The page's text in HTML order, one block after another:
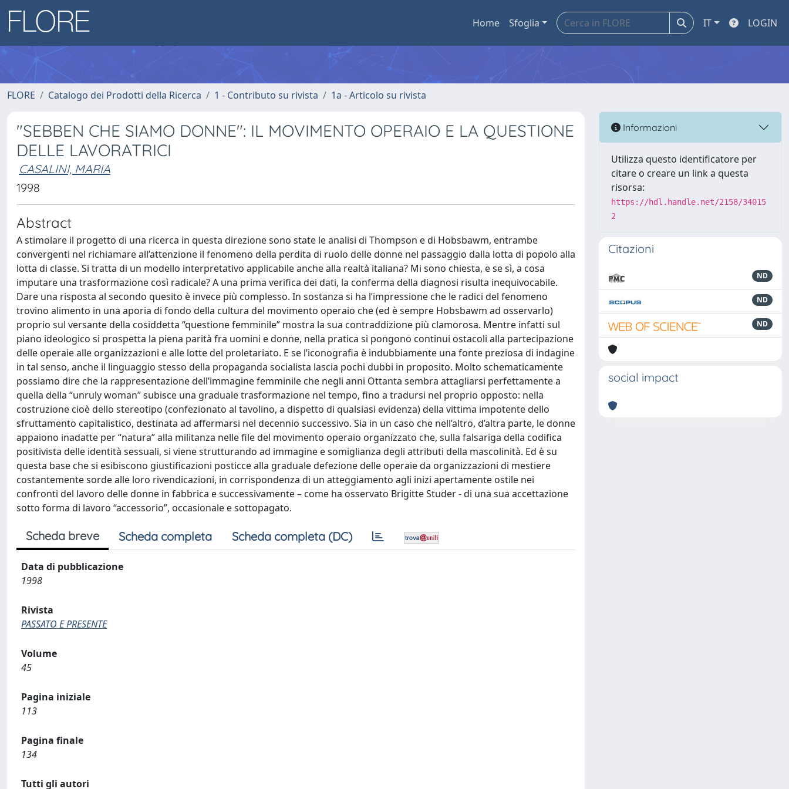
Home Sfoglia IT LOGIN
FLORE Catalogo dei Prodotti della Ricerca 1 - Contributo su rivista 1a - Articolo su rivista
"SEBBEN CHE SIAMO DONNE": IL MOVIMENTO OPERAIO E LA QUESTIONE
DELLE LAVORATRICI
CASALINI, MARIA
1998
Abstract
A stimolare il progetto di una ricerca in questa direzione sono state le analisi di Thompson e di Hobsbawm, entrambe
convergenti nel richiamare all’attenzione il fenomeno della perdita di ruolo delle donne nel passaggio dalla lotta di popolo alla
lotta di classe. Si tratta di un modello interpretativo applicabile anche alla realtà italiana? Mi sono chiesta, e se sì, a cosa
imputare una trasformazione così radicale? A una prima verifica dei dati, la conferma della diagnosi risulta inequivocabile.
Dare una risposta al secondo quesito è invece più complesso. In sostanza si ha l’impressione che le radici del fenomeno
trovino alimento in una aporia di fondo della cultura del movimento operaio che (ed è sempre Hobsbawm ad osservarlo)
proprio sul versante della cosiddetta “questione femminile” mostra la sua contraddizione più clamorosa. Mentre infatti sul
piano ideologico si prospetta la piena parità fra uomini e donne, nella pratica si pongono continui ostacoli alla partecipazione
delle operaie alle organizzazioni e alle lotte del proletariato. E se l’iconografia è indubbiamente una fonte preziosa di indagine
in tal senso, anche il linguaggio stesso della propaganda socialista lascia pochi dubbi in proposito. Molto schematicamente
possiamo dire che la rappresentazione dell’immagine femminile che negli anni Ottanta sembra attagliarsi perfettamente a
quella della “unruly woman” subisce una graduale trasformazione nel tempo, fino a tradursi nel proprio opposto: nella
costruzione cioè dello stereotipo (confezionato al tavolino, a dispetto di qualsiasi evidenza) della vittima impotente dello
sfruttamento capitalistico, destinata ad affermarsi nel decennio successivo. Sia in un caso che nell’altro, d’altra parte, le donne
appaiono inadatte per “natura” alla militanza nelle file del movimento operaio organizzato che, sulla falsariga della codifica
positivista delle identità sessuali, si viene strutturando ad immagine e somiglianza degli attributi della mascolinità. Ed è su
questa base che si esibiscono giustificazioni posticce alla graduale defezione delle operaie da organizzazioni di mestiere
costantemente sorde alle loro rivendicazioni, in corrispondenza di un atteggiamento agli inizi apertamente ostile nei
confronti del lavoro delle donne in fabbrica e successivamente – come ha osservato Brigitte Studer - di una sua accettazione
sotto forma di lavoro “accessorio”, occasionale e sottopagato.
Scheda breve Scheda completa Scheda completa (DC)
Data di pubblicazione
1998
Rivista
PASSATO E PRESENTE
Volume
45
Pagina iniziale
113
Pagina finale
134
Tutti gli autori
Informazioni
Utilizza questo identificatore per
citare o creare un link a questa
risorsa:
https://hdl.handle.net/2158/34015
2
Citazioni
ND
ND
ND
social impact